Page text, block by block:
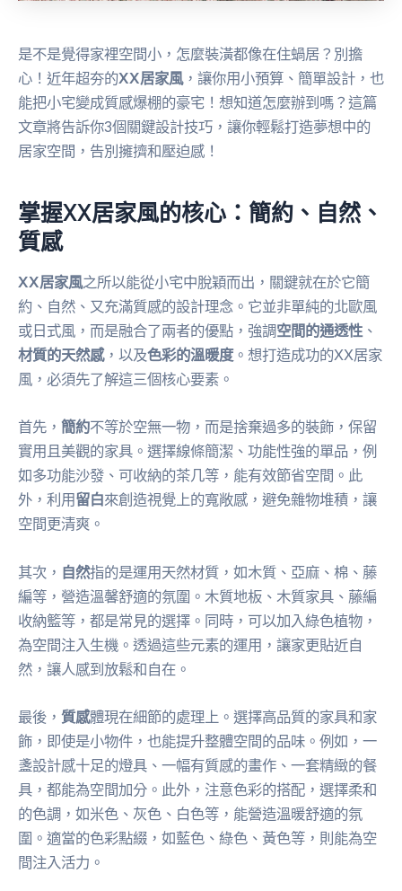
是不是覺得家裡空間小，怎麼裝潢都像在住蝸居？別擔
心！近年超夯的XX居家風，讓你用小預算、簡單設計，也
能把小宅變成質感爆棚的豪宅！想知道怎麼辦到嗎？這篇
文章將告訴你3個關鍵設計技巧，讓你輕鬆打造夢想中的
居家空間，告別擁擠和壓迫感！
掌握XX居家風的核心：簡約、自然、
質感
XX居家風之所以能從小宅中脫穎而出，關鍵就在於它簡
約、自然、又充滿質感的設計理念。它並非單純的北歐風
或日式風，而是融合了兩者的優點，強調空間的通透性 、
材質的天然感，以及色彩的溫暖度。想打造成功的XX居家
風，必須先了解這三個核心要素。
首先， 簡約不等於空無一物，而是捨棄過多的裝飾，保留
實用且美觀的家具。選擇線條簡潔、功能性強的單品，例
如多功能沙發、可收納的茶几等，能有效節省空間。此
外，利用留白來創造視覺上的寬敞感，避免雜物堆積，讓
空間更清爽。
其次， 自然指的是運用天然材質，如木質、亞麻、棉、藤
編等，營造溫馨舒適的氛圍。木質地板、木質家具、藤編
收納籃等，都是常見的選擇。同時，可以加入綠色植物，
為空間注入生機。透過這些元素的運用，讓家更貼近自
然，讓人感到放鬆和自在。
最後， 質感體現在細節的處理上。選擇高品質的家具和家
飾，即使是小物件，也能提升整體空間的品味。例如，一
盞設計感十足的燈具、一幅有質感的畫作、一套精緻的餐
具，都能為空間加分。此外，注意色彩的搭配，選擇柔和
的色調，如米色、灰色、白色等，能營造溫暖舒適的氛
圍。適當的色彩點綴，如藍色、綠色、黃色等，則能為空
間注入活力。